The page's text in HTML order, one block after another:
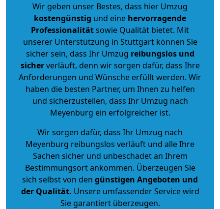
Wir geben unser Bestes, dass hier Umzug
kostengünstig und eine hervorragende
Professionalitätsowie Qualität bietet. Mit
unserer Unterstützung in Stuttgart können Sie
sicher sein, dass Ihr Umzug reibungslos und
sicherverläuft, denn wir sorgen dafür, dass Ihre
Anforderungen und Wünsche erfüllt werden. Wir
haben die besten Partner, um Ihnen zu helfen
und sicherzustellen, dass Ihr Umzug nach
Meyenburg ein erfolgreicher ist.
Wir sorgen dafür, dass Ihr Umzug nach
Meyenburg reibungslos verläuft und alle Ihre
Sachen sicher und unbeschadet an Ihrem
Bestimmungsort ankommen. Überzeugen Sie
sich selbst von den günstigen Angeboten und
der Qualität. Unsere umfassender Service wird
Sie garantiert überzeugen.